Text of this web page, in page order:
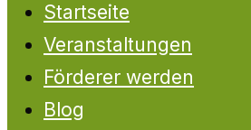
Startseite
Veranstaltungen
Förderer werden
Blog